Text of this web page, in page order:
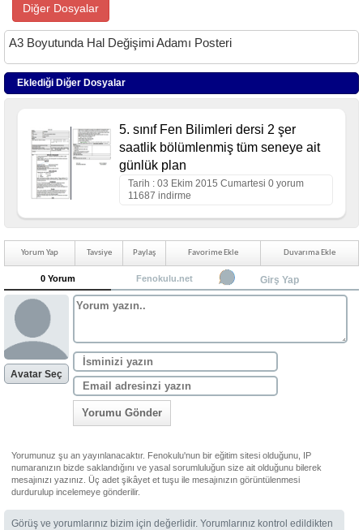
Diğer Dosyalar
A3 Boyutunda Hal Değişimi Adamı Posteri
Eklediği Diğer Dosyalar
5. sınıf Fen Bilimleri dersi 2 şer
saatlik bölümlenmiş tüm seneye ait
günlük plan
Tarih : 03 Ekim 2015 Cumartesi 0 yorum
11687 indirme
Yorum Yap Tavsiye Paylaş Favorime Ekle Duvarıma Ekle
0 Yorum Fenokulu.net Girş Yap
Avatar Seç
Yorumu Gönder
Yorumunuz şu an yayınlanacaktır. Fenokulu'nun bir eğitim sitesi olduğunu, IP
numaranızın bizde saklandığını ve yasal sorumluluğun size ait olduğunu bilerek
mesajınızı yazınız. Üç adet şikâyet et tuşu ile mesajınızın görüntülenmesi
durdurulup incelemeye gönderilir.
Görüş ve yorumlarınız bizim için değerlidir. Yorumlarınız kontrol edildikten